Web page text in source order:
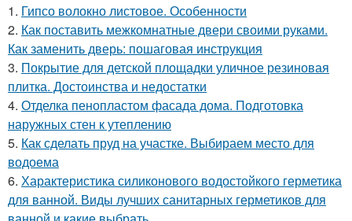
1. Гипсо волокно листовое. Особенности
2. Как поставить межкомнатные двери своими руками.
Как заменить дверь: пошаговая инструкция
3. Покрытие для детской площадки уличное резиновая
плитка. Достоинства и недостатки
4. Отделка пенопластом фасада дома. Подготовка
наружных стен к утеплению
5. Как сделать пруд на участке. Выбираем место для
водоема
6. Характеристика силиконового водостойкого герметика
для ванной. Виды лучших санитарных герметиков для